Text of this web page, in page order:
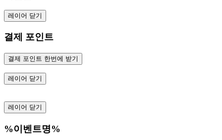
레이어 닫기
결제 포인트
결제 포인트 한번에 받기
레이어 닫기
레이어 닫기
%이벤트명%